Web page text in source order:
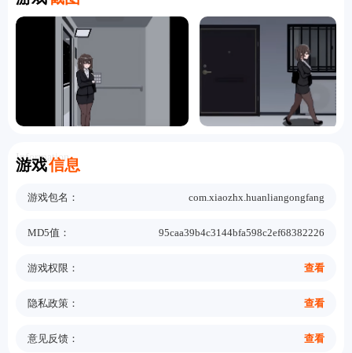
游戏信息
Information
游戏包名： com.xiaozhx.huanliangongfang
MD5值： 95caa39b4c3144bfa598c2ef68382226
游戏权限： 查看
隐私政策： 查看
意见反馈： 查看